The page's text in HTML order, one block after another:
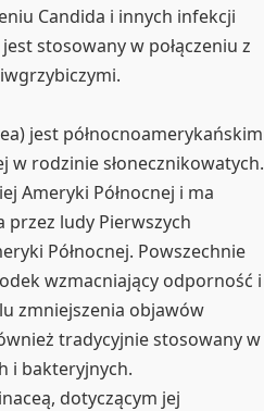
Candida i innych infekcji
stosowany w połączeniu z
jest północnoamerykańskim
rodzinie słonecznikowatych.
Ameryki Północnej i ma
ludy Pierwszych
Północnej. Powszechnie
wzmacniający odporność i
zmniejszenia objawów
tradycyjnie stosowany w
i bakteryjnych.
dotyczącym jej